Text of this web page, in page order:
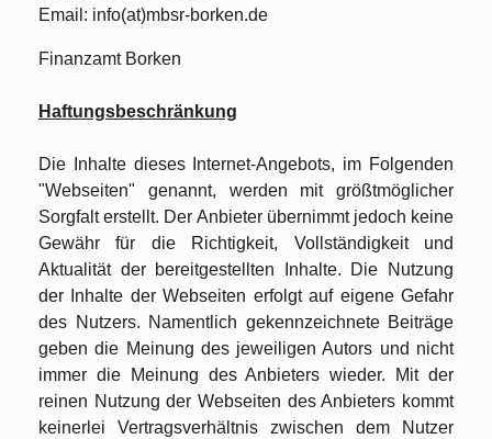
Email: info(at)mbsr-borken.de
Finanzamt Borken
Haftungsbeschränkung
Die Inhalte dieses Internet-Angebots, im Folgenden
"Webseiten" genannt, werden mit größtmöglicher
Sorgfalt erstellt. Der Anbieter übernimmt jedoch keine
Gewähr für die Richtigkeit, Vollständigkeit und
Aktualität der bereitgestellten Inhalte. Die Nutzung
der Inhalte der Webseiten erfolgt auf eigene Gefahr
des Nutzers. Namentlich gekennzeichnete Beiträge
geben die Meinung des jeweiligen Autors und nicht
immer die Meinung des Anbieters wieder. Mit der
reinen Nutzung der Webseiten des Anbieters kommt
keinerlei Vertragsverhältnis zwischen dem Nutzer